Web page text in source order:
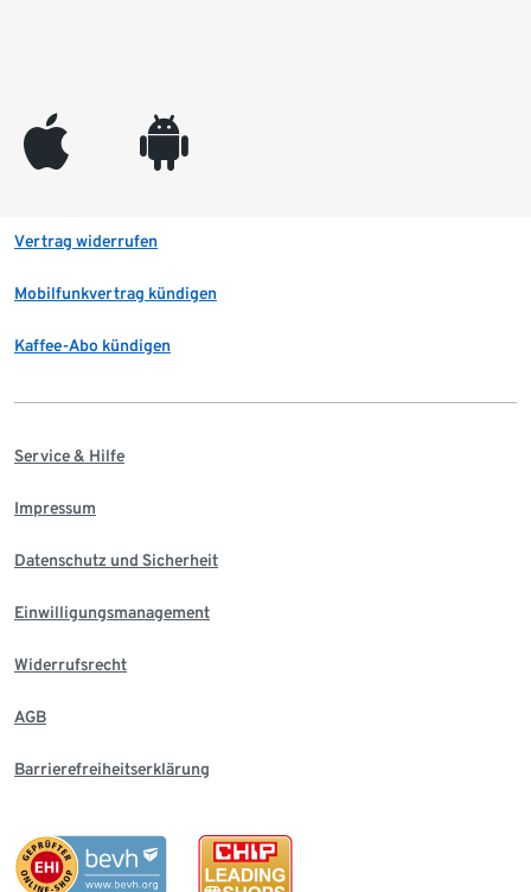
appleinc android
Vertrag widerrufen
Mobilfunkvertrag kündigen
Kaffee-Abo kündigen
Service & Hilfe
Impressum
Datenschutz und Sicherheit
Einwilligungsmanagement
Widerrufsrecht
AGB
Barrierefreiheitserklärung